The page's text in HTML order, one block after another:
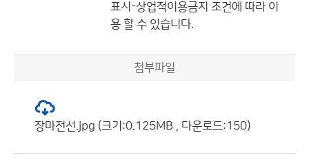
표시-상업적이용금지 조건에 따라 이
용 할 수 있습니다.
첨부파일
장마전선.jpg (크기:0.125MB , 다운로드:150)